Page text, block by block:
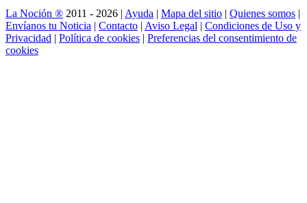
La Noción ® 2011 - 2026 | Ayuda | Mapa del sitio | Quienes somos |
Envíanos tu Noticia | Contacto | Aviso Legal | Condiciones de Uso y
Privacidad | Política de cookies | Preferencias del consentimiento de
cookies